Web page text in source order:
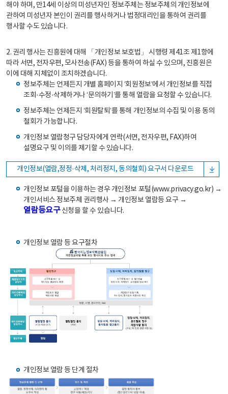
해야 하며, 만14세 이상의 미성년자인 정보주체는 정보주체의 개인정보에
관하여 미성년자 본인이 권리를 행사하거나 법정대리인을 통하여 권리를
행사할 수도 있습니다.
2. 권리 행사는 진흥원에 대해 「개인정보 보호법」 시행령 제41조 제1항에
따라 서면, 전자우편, 모사전송(FAX) 등을 통하여 하실 수 있으며, 진흥원은
이에 대해 지체없이 조치하겠습니다.
정보주체는 언제든지 개별 홈페이지 ‘회원정보’에서 개인정보를 직접
조회·수정·삭제하거나 ‘문의하기’를 통해 열람을 요청할 수 있습니다.
정보주체는 언제든지 ‘회원탈퇴’를 통해 개인정보의 수집 및 이용 동의
철회가 가능합니다.
개인정보 열람청구 담당자에게 연락(서면, 전자우편, FAX)하여
설명요구 및 이의를 제기할 수 있습니다.
개인정보(열람,정정·삭제, 처리정지, 동의철회) 요구서 다운로드
개인정보 포털을 이용하는 경우 개인정보 포털(www.privacy.go.kr) →
개인서비스 정보주체 권리행사 → 개인정보 열람등 요구 →
열람등요구신청을 할 수 있습니다.
개인정보 열람 등 요구절차
개인정보 열람 등 단계 절차